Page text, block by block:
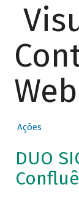
Web
Ações
DUO